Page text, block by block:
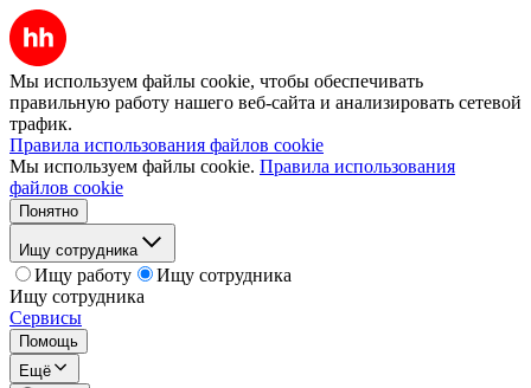
Мы используем файлы cookie, чтобы обеспечивать
правильную работу нашего веб-сайта и анализировать сетевой
трафик.
Правила использования файлов cookie
Мы используем файлы cookie. Правила использования
файлов cookie
Понятно
Ищу сотрудника
Ищу работу
Ищу сотрудника
Ищу сотрудника
Сервисы
Помощь
Ещё